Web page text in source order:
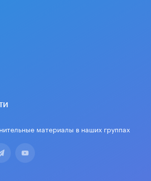
материалы в наших группах